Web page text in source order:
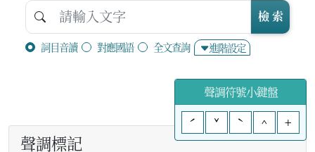
詞目音讀 對應國語 全文查詢 進階設定
檢 索
聲調符號小鍵盤
ˊ
ˇ ˋ ^ +
聲調標記